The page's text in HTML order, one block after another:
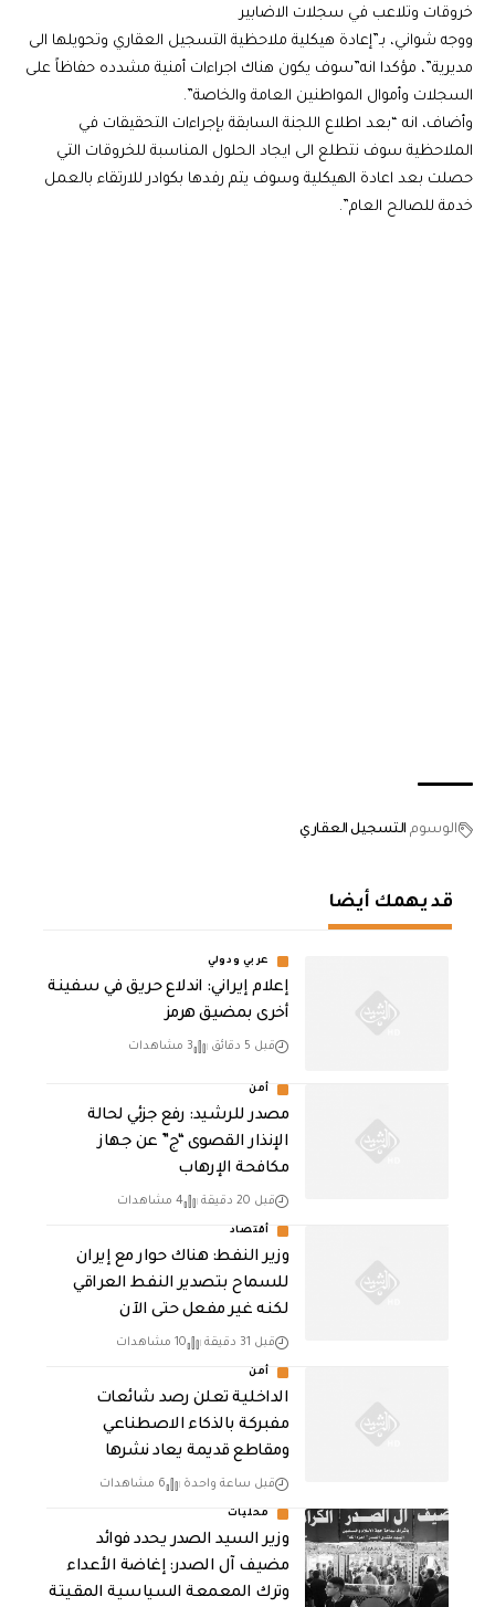
خروقات وتلاعب في سجلات الاضابير
ووجه شواني، بـ”إعادة هيكلية ملاحظية التسجيل العقاري وتحويلها الى
مديرية”، مؤكدا انه”سوف يكون هناك اجراءات أمنية مشدده حفاظاً على
السجلات وأموال المواطنين العامة والخاصة”.
وأضاف، انه “بعد اطلاع اللجنة السابقة بإجراءات التحقيقات في
الملاحظية سوف نتطلع الى ايجاد الحلول المناسبة للخروقات التي
حصلت بعد اعادة الهيكلية وسوف يتم رفدها بكوادر للارتقاء بالعمل
خدمة للصالح العام”.
الوسوم التسجيل العقاري
قد يهمك أيضا
عربي ودولي
إعلام إيراني: اندلاع حريق في سفينة
أخرى بمضيق هرمز
قبل 5 دقائق 3 مشاهدات
أمن
مصدر للرشيد: رفع جزئي لحالة
الإنذار القصوى “ج” عن جهاز
مكافحة الإرهاب
قبل 20 دقيقة 4 مشاهدات
أقتصاد
وزير النفط: هناك حوار مع إيران
للسماح بتصدير النفط العراقي
لكنه غير مفعل حتى الآن
قبل 31 دقيقة 10 مشاهدات
أمن
الداخلية تعلن رصد شائعات
مفبركة بالذكاء الاصطناعي
ومقاطع قديمة يعاد نشرها
قبل ساعة واحدة 6 مشاهدات
محليات
وزير السيد الصدر يحدد فوائد
مضيف آل الصدر: إغاضة الأعداء
وترك المعمعة السياسية المقيتة